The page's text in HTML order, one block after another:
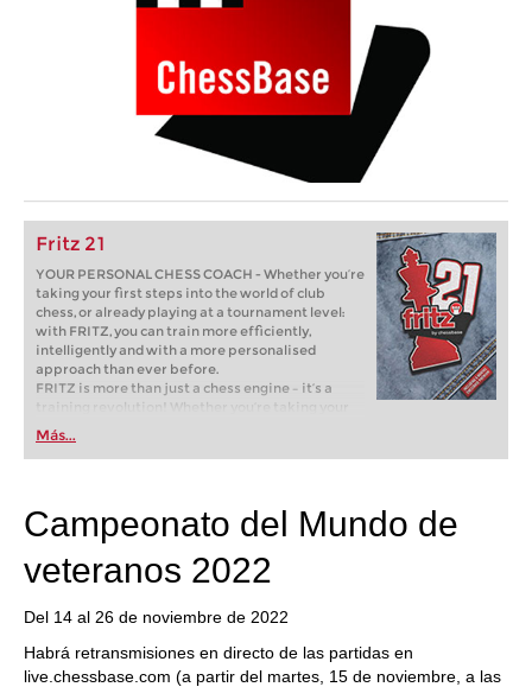
Fritz 21
YOUR PERSONAL CHESS COACH - Whether you’re
taking your first steps into the world of club
chess, or already playing at a tournament level:
with FRITZ, you can train more efficiently,
intelligently and with a more personalised
approach than ever before.
FRITZ is more than just a chess engine – it’s a
training revolution! Whether you’re taking your
first steps into the world of club chess, or already
playing at a tournament level: with FRITZ, you can
train more efficiently, intelligently and with a
Más...
Campeonato del Mundo de
veteranos 2022
Del 14 al 26 de noviembre de 2022
Habrá retransmisiones en directo de las partidas en
live.chessbase.com (a partir del martes, 15 de noviembre, a las